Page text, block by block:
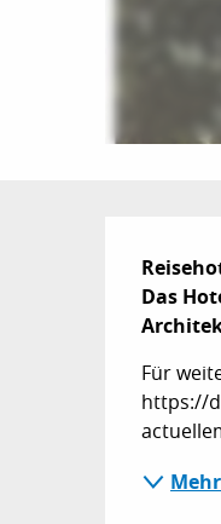
Das
Für
https://